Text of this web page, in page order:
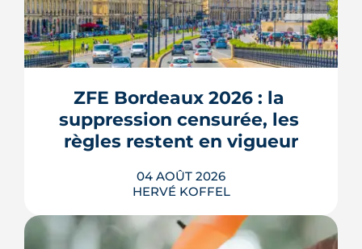
ZFE Bordeaux 2026 : la
suppression censurée, les
règles restent en vigueur
04 AOÛT 2026
HERVÉ KOFFEL